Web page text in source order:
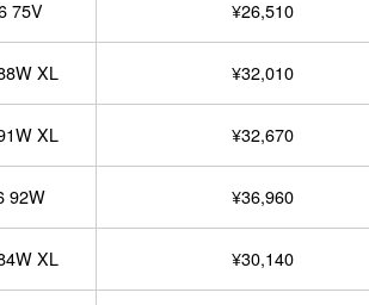
75V ¥26,510
XL ¥32,010
XL ¥32,670
92W ¥36,960
XL ¥30,140